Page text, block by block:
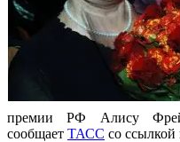
премии РФ Алису
сообщает ТАСС со ссылкой